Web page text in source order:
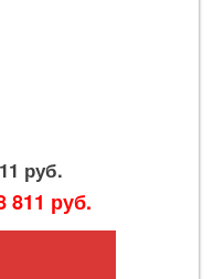
руб.
811 руб.